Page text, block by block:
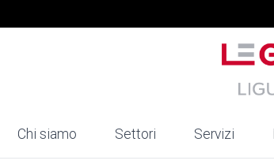
Chi siamo Settori Servizi